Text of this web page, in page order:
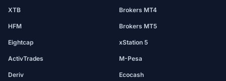
XTB
HFM
Eightcap
ActivTrades
Deriv
Brokers MT4
Brokers MT5
xStation 5
M-Pesa
Ecocash